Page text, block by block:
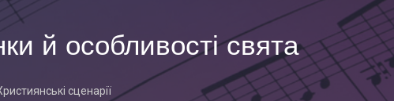
й особливості свята
сценарії